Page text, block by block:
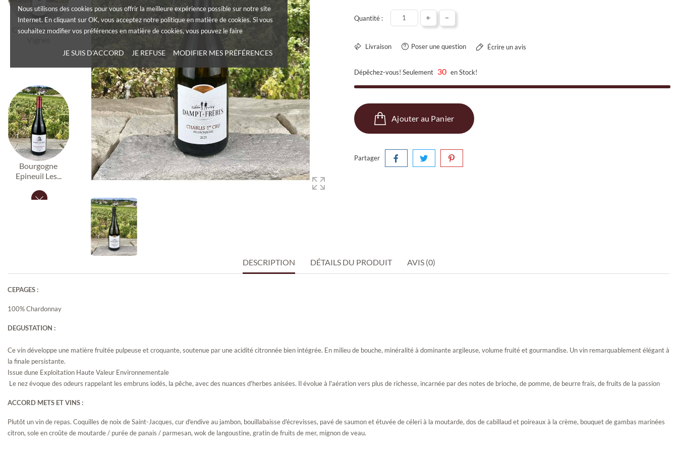
Nous utilisons des cookies pour vous offrir la meilleure expérience possible sur notre site
Internet. En cliquant sur OK, vous acceptez notre politique en matière de cookies. Si vous
souhaitez modifier vos préférences en matière de cookies, vous pouvez le faire
JE SUIS D'ACCORD JE REFUSE MODIFIER MES PRÉFÉRENCES
Chablis Vieilles
Bourgogne
Epineuil Les...
Vignes magnum
Chablis 1er Cru
Quantité : + -
Livraison Poser une question Écrire un avis
Dépêchez-vous! Seulement 30 en Stock!
Ajouter au Panier
Partager
DESCRIPTION DÉTAILS DU PRODUIT AVIS (0)
CEPAGES :
100% Chardonnay
DEGUSTATION :
Ce vin développe une matière fruitée pulpeuse et croquante, soutenue par une acidité citronnée bien intégrée. En milieu de bouche, minéralité à dominante argileuse, volume fruité et gourmandise. Un vin remarquablement élégant à
la finale persistante.
Issue dune Exploitation Haute Valeur Environnementale
Le nez évoque des odeurs rappelant les embruns iodés, la pêche, avec des nuances d'herbes anisées. Il évolue à l'aération vers plus de richesse, incarnée par des notes de brioche, de pomme, de beurre frais, de fruits de la passion
ACCORD METS ET VINS :
Plutôt un vin de repas. Coquilles de noix de Saint-Jacques, cur d'endive au jambon, bouillabaisse d'écrevisses, pavé de saumon et étuvée de céleri à la moutarde, dos de cabillaud et poireaux à la crème, bouquet de gambas marinées
citron, sole en croûte de moutarde / purée de panais / parmesan, wok de langoustine, gratin de fruits de mer, mignon de veau.